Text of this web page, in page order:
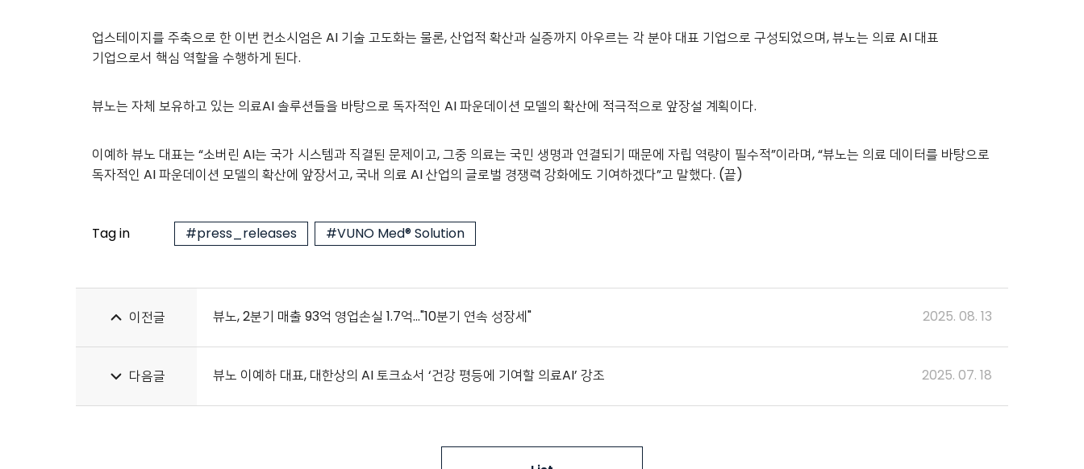
업스테이지를 주축으로 한 이번 컨소시엄은 AI 기술 고도화는 물론, 산업적 확산과 실증까지 아우르는 각 분야 대표 기업으로 구성되었으며, 뷰노는 의료 AI 대표
기업으로서 핵심 역할을 수행하게 된다.
뷰노는 자체 보유하고 있는 의료AI 솔루션들을 바탕으로 독자적인 AI 파운데이션 모델의 확산에 적극적으로 앞장설 계획이다.
이예하 뷰노 대표는 “소버린 AI는 국가 시스템과 직결된 문제이고, 그중 의료는 국민 생명과 연결되기 때문에 자립 역량이 필수적”이라며, “뷰노는 의료 데이터를 바탕으로
독자적인 AI 파운데이션 모델의 확산에 앞장서고, 국내 의료 AI 산업의 글로벌 경쟁력 강화에도 기여하겠다”고 말했다. (끝)
Tag in #press_releases #VUNO Med® Solution
이전글 뷰노, 2분기 매출 93억 영업손실 1.7억..."10분기 연속 성장세" 2025. 08. 13
다음글 뷰노 이예하 대표, 대한상의 AI 토크쇼서 ‘건강 평등에 기여할 의료AI’ 강조 2025. 07. 18